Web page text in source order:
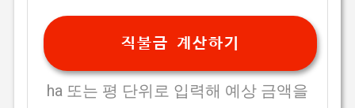
직불금 계산하기
ha 또는 평 단위로 입력해 예상 금액을